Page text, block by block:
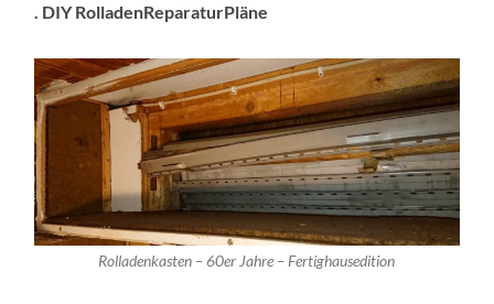
. DIY RolladenReparaturPläne
Rolladenkasten – 60er Jahre – Fertighausedition